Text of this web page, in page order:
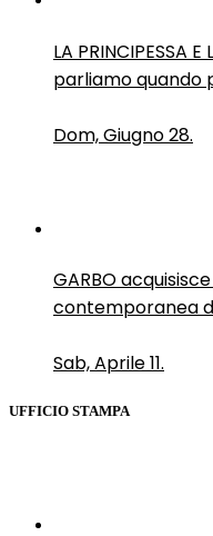
LA PRINCIPESSA
parliamo quando
Dom, Giugno 28.
GARBO
contemporanea
Sab, Aprile 11.
UFFICIO STAMPA